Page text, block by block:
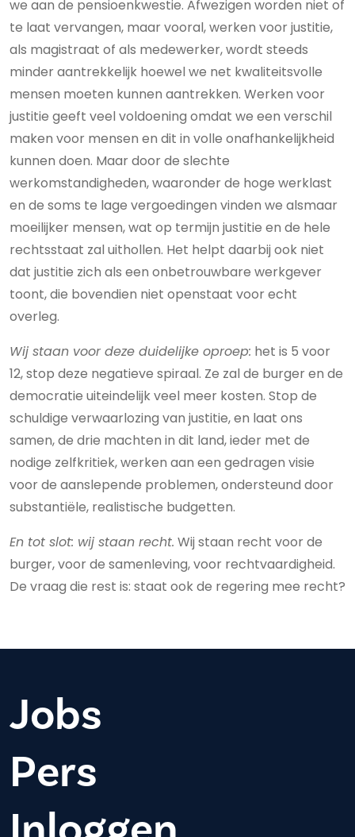
we aan de pensioenkwestie. Afwezigen worden niet of
te laat vervangen, maar vooral, werken voor justitie,
als magistraat of als medewerker, wordt steeds
minder aantrekkelijk hoewel we net kwaliteitsvolle
mensen moeten kunnen aantrekken. Werken voor
justitie geeft veel voldoening omdat we een verschil
maken voor mensen en dit in volle onafhankelijkheid
kunnen doen. Maar door de slechte
werkomstandigheden, waaronder de hoge werklast
en de soms te lage vergoedingen vinden we alsmaar
moeilijker mensen, wat op termijn justitie en de hele
rechtsstaat zal uithollen. Het helpt daarbij ook niet
dat justitie zich als een onbetrouwbare werkgever
toont, die bovendien niet openstaat voor echt
overleg.
Wij staan voor deze duidelijke oproep: het is 5 voor
12, stop deze negatieve spiraal. Ze zal de burger en de
democratie uiteindelijk veel meer kosten. Stop de
schuldige verwaarlozing van justitie, en laat ons
samen, de drie machten in dit land, ieder met de
nodige zelfkritiek, werken aan een gedragen visie
voor de aanslepende problemen, ondersteund door
substantiële, realistische budgetten.
En tot slot: wij staan recht. Wij staan recht voor de
burger, voor de samenleving, voor rechtvaardigheid.
De vraag die rest is: staat ook de regering mee recht?
Jobs
Pers